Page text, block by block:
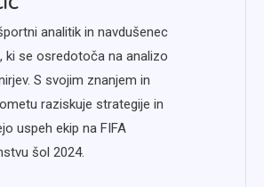
analitik in navdušenec
ki se osredotoča na analizo
S svojim znanjem in
raziskuje strategije in
uspeh ekip na FIFA
šol 2024.